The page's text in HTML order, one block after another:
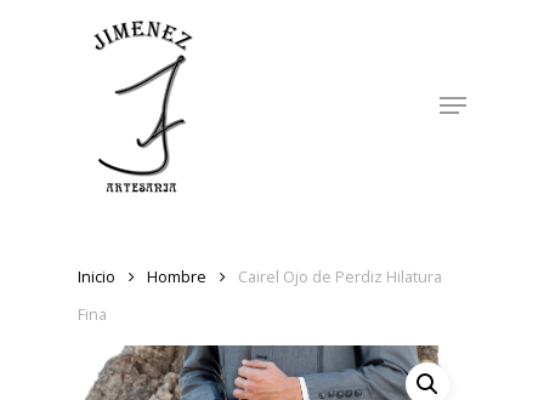
Menu
Inicio Hombre
Cairel Ojo de Perdiz Hilatura
Fina